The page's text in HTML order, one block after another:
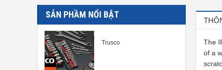
SẢN PHẦM NỔI BẬT
Trusco
The
of a